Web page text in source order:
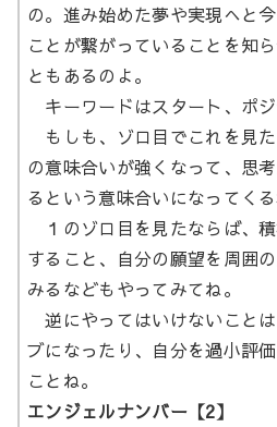
の。進み始めた夢や実現へと
ことが繋がっていることを知
ともあるのよ。
キーワードはスタート、ポ
もしも、ゾロ目でこれを見た
の意味合いが強くなって、思
るという意味合いになってくる
１のゾロ目を見たならば、
すること、自分の願望を周囲
みるなどもやってみてね。
逆にやってはいけないこと
ブになったり、自分を過小評
ことね。
エンジェルナンバー【2】